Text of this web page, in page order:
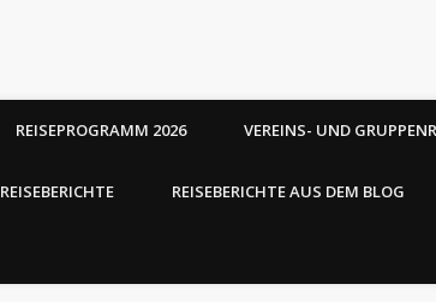
REISEPROGRAMM 2026 VEREINS- UND
REISEBERICHTE REISEBERICHTE AUS DEM BLOG